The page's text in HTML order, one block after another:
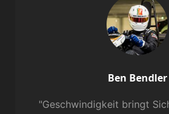
Author:
Ben Bendler
"Geschwindigkeit bringt